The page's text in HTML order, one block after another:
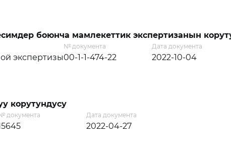
боюнча мамлекеттик экспертизанын
экспертизы
№ документа
00-1-1-474-22
Дата документа
2022-10-04
корутундусу
документа Дата документа
2022-04-27